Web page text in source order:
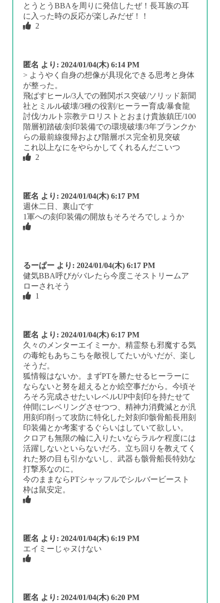
とうとうBBAを周りに発信したぜ！長耳族の耳
に入った時の反応が楽しみだぜ！！
2
匿名 より: 2024/01/04(木) 6:14 PM
> ようやく自身の想像が具現化できる思考と身体
が整った。
飛ばすヒール/3人での難関ボス突破/ソリッド新聞
社とミルル破壊/3種の役割/ヒーラー育成/暴食龍
討伐/カルト宗教テロリストとおまけ貴族鎮圧/100
階層初踏破/刻印装備での環境破壊/3年ブランクか
らの最前線復帰および階層ボス完全初見突破
これ以上なにをやらかしてくれるんだこいつ
2
匿名 より: 2024/01/04(木) 6:17 PM
週休二日、裏山です
1軍への刻印装備の開放もそろそろでしょうか
るーぱー より: 2024/01/04(木) 6:17 PM
健気BBA呼びがバレたら今度こそストリームア
ローされそう
1
匿名 より: 2024/01/04(木) 6:17 PM
久々のメンターエイミーか。精霊祭も邪魔する気
の毒蛇もあちこちを敵視してたいがいだが、楽し
そうだ。
狐情報はないか。まずPTを勝たせるヒーラーに
ならないと努を超えるとか絵空事だから。今頃そ
ろそろ完成させたいレベルUP中刻印を持たせて
仲間にレベリングさせつつ、精神力消費減とか汎
用刻印削って攻防に特化した対刻印骸骨船長用刻
印装備とか考案するぐらいはしていて欲しい。
クロアも無限の輪に入りたいならラルケ程度には
活躍しないといらないだろ。立ち回りを教えてく
れた努の目も引かないし、武器も骸骨船長特効な
打撃系なのに。
今のままならPTシャッフルでシルバービースト
枠は鼠安定。
匿名 より: 2024/01/04(木) 6:19 PM
エイミーじゃヌけない
匿名 より: 2024/01/04(木) 6:20 PM